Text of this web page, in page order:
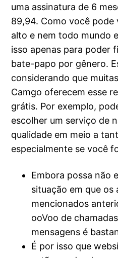
uma assinatura de 6
89,94. Como você pode
alto e nem todo mundo
isso apenas para poder
bate-papo por gênero.
considerando que
Camgo oferecem esse
grátis. Por exemplo,
escolher um serviço de
qualidade em meio a
especialmente se você
Embora possa não
situação em que os
mencionados
ooVoo de
mensagens é
É por isso que